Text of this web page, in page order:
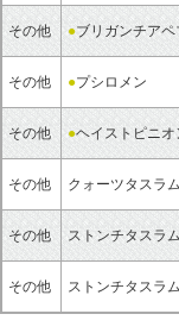
その他 ●ブリガンチアペ
その他 ●プシロメン
その他 ●ヘイストピニオ
その他 クォーツタスラ
その他 ストンチタスラム
その他 ストンチタスラ